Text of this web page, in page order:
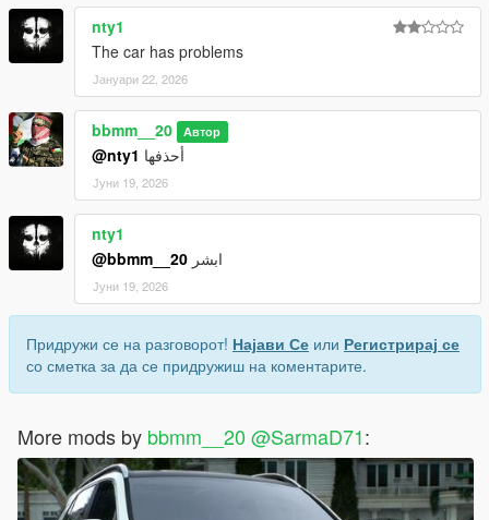
nty1
The car has problems
Јануари 22, 2026
bbmm__20 Автор
@nty1 أحذفها
Јуни 19, 2026
nty1
@bbmm__20 ابشر
Јуни 19, 2026
Придружи се на разговорот! Најави Се или Регистрирај се
со сметка за да се придружиш на коментарите.
More mods by bbmm__20 @SarmaD71: